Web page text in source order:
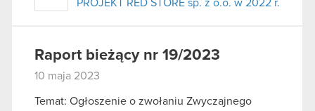
PROJEKT RED STORE sp. z o.o. w 2022 r.
Raport bieżący nr 19/2023
10 maja 2023
Temat: Ogłoszenie o zwołaniu Zwyczajnego